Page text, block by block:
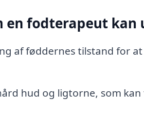
en fodterapeut kan
af føddernes tilstand for
hud og ligtorne, som